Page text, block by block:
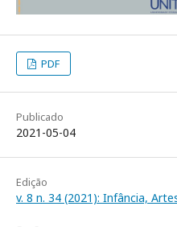
PDF
Publicado
2021-05-04
Edição
v. 8 n. 34 (2021): Infância,